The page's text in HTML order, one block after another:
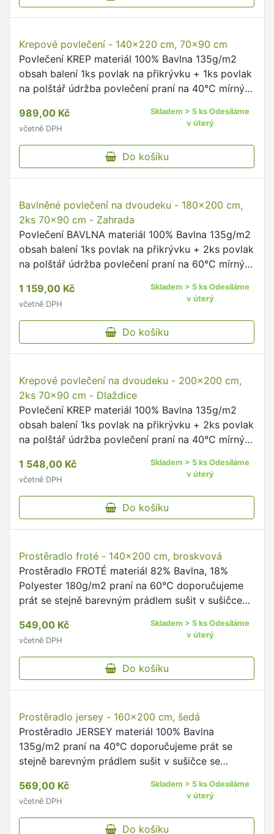
Bavlněné povlečení - 140x200 cm, 70x90 cm -
Pírko
obsah balení 1ks povlak na přikrývku + 1ks povlak
na polštář údržba povlečení praní na 60°C mírný
postup doporučujeme prát naruby se zapnutými
uzávěry dodržujte …
869,00 Kč
Skladem > 5 ks Odesíláme
Krepové povlečení - 140x220 cm, 70x90 cm
Povlečení KREP materiál 100% Bavlna 135g/m2
obsah balení 1ks povlak na přikrývku + 1ks povlak
postup doporučujeme prát naruby se zapnutými
uzávěry dodržujte …
989,00 Kč
včetně DPH
v úterý
Do košíku
Bavlněné povlečení na dvoudeku - 180x200 cm,
2ks 70x90 cm - Zahrada
Povlečení BAVLNA materiál 100% Bavlna 135g/m2
obsah balení 1ks povlak na přikrývku + 2ks povlak
na polštář údržba povlečení praní na 60°C mírný
uzávěry dodržujte …
1 159,00 Kč
včetně DPH
Skladem > 5 ks Odesíláme
v úterý
Do košíku